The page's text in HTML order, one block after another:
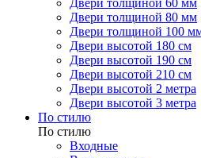
Двери толщиной 60 мм
Двери толщиной 80 мм
Двери толщиной 100
Двери высотой 180 см
Двери высотой 190 см
Двери высотой 210 см
Двери высотой 2 метра
Двери высотой 3 метра
По стилю
По стилю
Входные